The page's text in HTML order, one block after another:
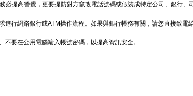
提高警覺，更要提防對方竄改電話號碼或假裝成特定公司、銀行
行網路銀行或ATM操作流程。如果與銀行帳務有關，請您直接致
要在公用電腦輸入帳號密碼，以提高資訊安全。